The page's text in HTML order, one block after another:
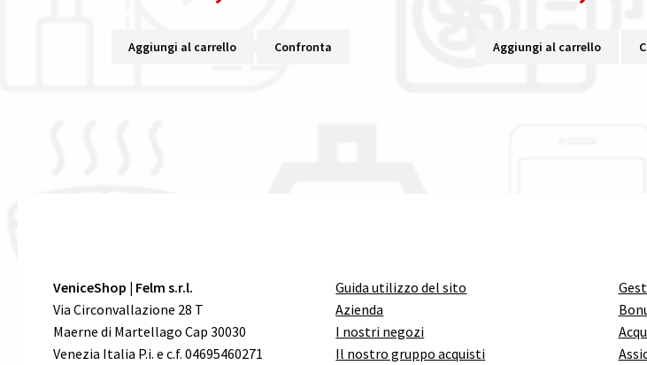
Aggiungi al carrello Confronta Aggiungi al carrello
VeniceShop | Felm s.r.l.
Via Circonvallazione 28 T
Maerne di Martellago Cap 30030
Venezia Italia P.i. e c.f. 04695460271
Guida utilizzo del sito
Azienda
I nostri negozi
Il nostro gruppo acquisti